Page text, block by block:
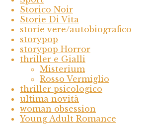
Storico Noir
Storie Di Vita
storie vere/autobiografico
storypop
storypop Horror
thriller e Gialli
Misterium
Rosso Vermiglio
thriller psicologico
ultima novità
woman obsession
Young Adult Romance